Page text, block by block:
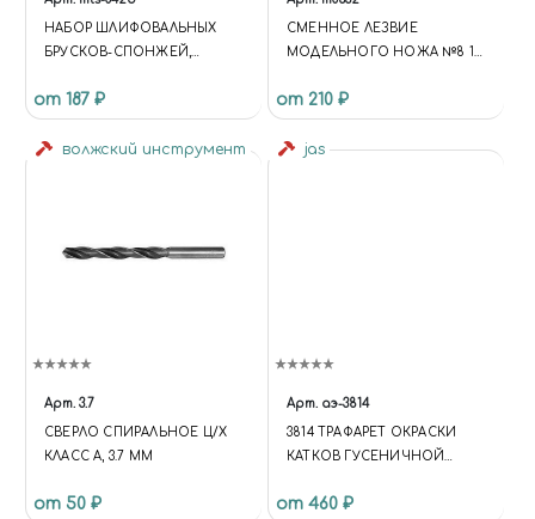
НАБОР ШЛИФОВАЛЬНЫХ
БРУСКОВ-СПОНЖЕЙ,
от 187 ₽
СМЕННОЕ ЛЕЗВИЕ
МОДЕЛЬНОГО НОЖА №8 10
от 210 ₽
волжский инструмент
Арт. 3.7
СВЕРЛО СПИРАЛЬНОЕ Ц/Х
КЛАСС А, 3.7 ММ
от 50 ₽
jas
Арт. аэ-3814
3814 ТРАФАРЕТ ОКРАСКИ
КАТКОВ ГУСЕНИЧНОЙ
от 460 ₽